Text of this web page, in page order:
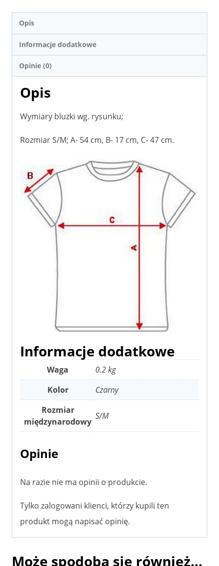
Opis
Informacje dodatkowe
Opinie (0)
Opis
Wymiary bluzki wg. rysunku;
Rozmiar S/M; A- 54 cm, B- 17 cm, C- 47 cm.
Informacje dodatkowe
Waga
0.2 kg
Kolor
Czarny
Rozmiar
międzynarodowy
S/M
Opinie
Na razie nie ma opinii o produkcie.
Tylko zalogowani klienci, którzy kupili ten
produkt mogą napisać opinię.
Może spodoba się również…